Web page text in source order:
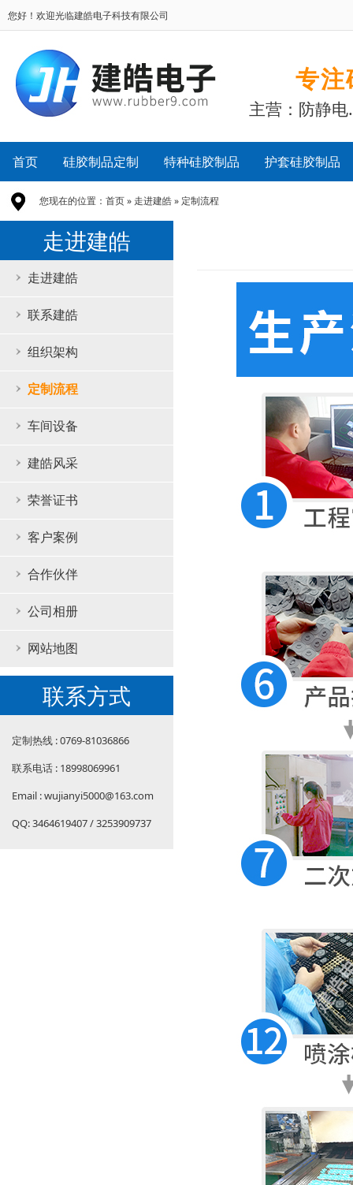
您好！欢迎光临建皓电子科技有限公司
专注
主营：防静
首页 硅胶制品定制 特种硅胶制品 护套硅胶制品
您现在的位置： 首页» 走进建皓» 定制流程
走进建皓
走进建皓
联系建皓
组织架构
定制流程
车间设备
建皓风采
荣誉证书
客户案例
合作伙伴
公司相册
网站地图
联系方式
定制热线 : 0769-81036866
联系电话 : 18998069961
Email : wujianyi5000@163.com
QQ: 3464619407 / 3253909737